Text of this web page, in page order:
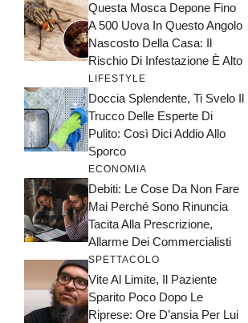
Questa Mosca Depone Fino
A 500 Uova In Questo Angolo
Nascosto Della Casa: Il
Rischio Di Infestazione È Alto
LIFESTYLE
Doccia Splendente, Ti Svelo Il
Trucco Delle Esperte Di
Pulito: Così Dici Addio Allo
Sporco
ECONOMIA
Debiti: Le Cose Da Non Fare
Mai Perché Sono Rinuncia
Tacita Alla Prescrizione,
Allarme Dei Commercialisti
SPETTACOLO
Vite Al Limite, Il Paziente
Sparito Poco Dopo Le
Riprese: Ore D’ansia Per Lui